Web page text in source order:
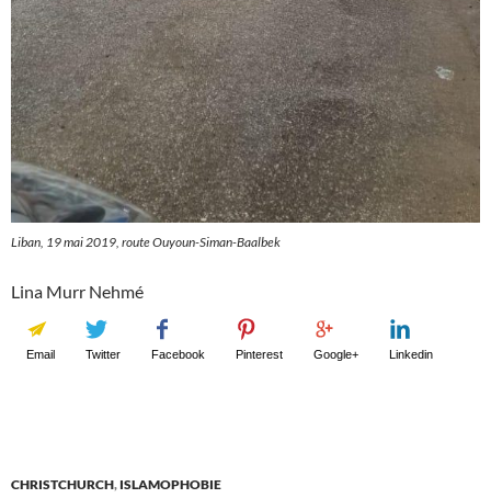
Liban, 19 mai 2019, route Ouyoun-Siman-Baalbek
Lina Murr Nehmé
Email Twitter Facebook Pinterest Google+ Linkedin
CHRISTCHURCH, ISLAMOPHOBIE